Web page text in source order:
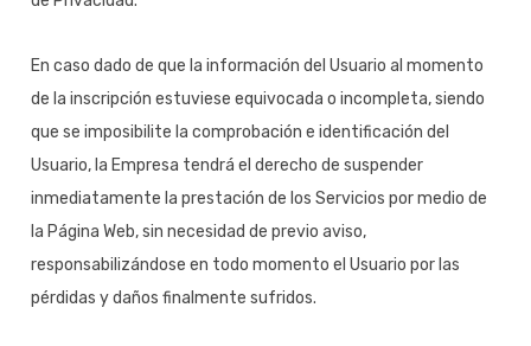
En caso dado de que la información del Usuario al momento
de la inscripción estuviese equivocada o incompleta, siendo
que se imposibilite la comprobación e identificación del
Usuario, la Empresa tendrá el derecho de suspender
inmediatamente la prestación de los Servicios por medio de
la Página Web, sin necesidad de previo aviso,
responsabilizándose en todo momento el Usuario por las
pérdidas y daños finalmente sufridos.